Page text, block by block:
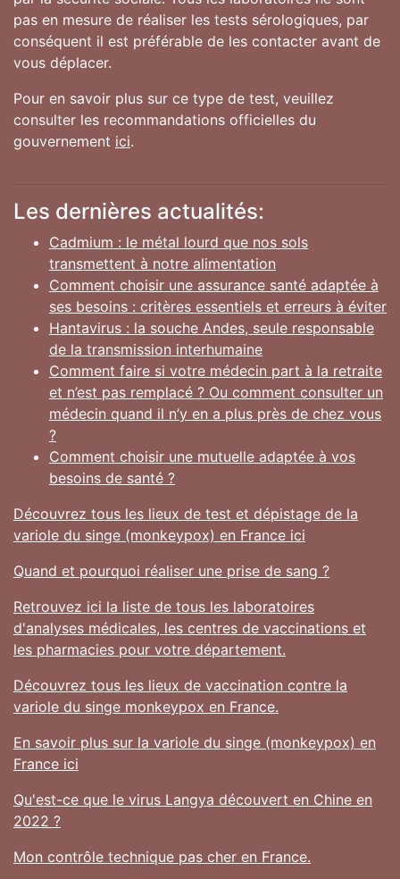
pas en mesure de réaliser les tests sérologiques, par
conséquent il est préférable de les contacter avant de
vous déplacer.
Pour en savoir plus sur ce type de test, veuillez
consulter les recommandations officielles du
gouvernement ici.
Les dernières actualités:
Cadmium : le métal lourd que nos sols
transmettent à notre alimentation
Comment choisir une assurance santé adaptée à
ses besoins : critères essentiels et erreurs à éviter
Hantavirus : la souche Andes, seule responsable
de la transmission interhumaine
Comment faire si votre médecin part à la retraite
et n’est pas remplacé ? Ou comment consulter un
médecin quand il n’y en a plus près de chez vous
?
Comment choisir une mutuelle adaptée à vos
besoins de santé ?
Découvrez tous les lieux de test et dépistage de la
variole du singe (monkeypox) en France ici
Quand et pourquoi réaliser une prise de sang ?
Retrouvez ici la liste de tous les laboratoires
d'analyses médicales, les centres de vaccinations et
les pharmacies pour votre département.
Découvrez tous les lieux de vaccination contre la
variole du singe monkeypox en France.
En savoir plus sur la variole du singe (monkeypox) en
France ici
Qu'est-ce que le virus Langya découvert en Chine en
2022 ?
Mon contrôle technique pas cher en France.